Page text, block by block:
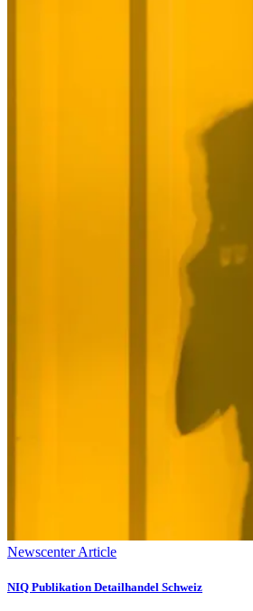
Newscenter Article
NIQ Publikation Detailhandel Schweiz